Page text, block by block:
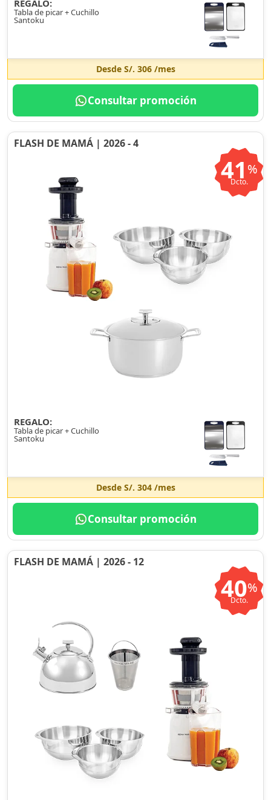
REGALO:
Tabla de picar + Cuchillo
Santoku
Desde S/. 306/mes
Consultar promoción
FLASH DE MAMÁ | 2026 - 4
41 %
Dcto.
REGALO:
Tabla de picar + Cuchillo
Santoku
Desde S/. 304/mes
Consultar promoción
FLASH DE MAMÁ | 2026 - 12
40%
Dcto.